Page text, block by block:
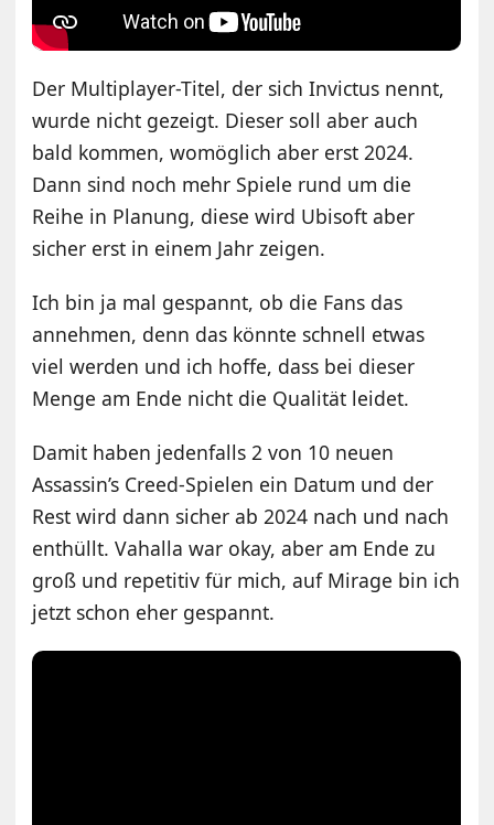
Der Multiplayer-Titel, der sich Invictus nennt,
wurde nicht gezeigt. Dieser soll aber auch
bald kommen, womöglich aber erst 2024.
Dann sind noch mehr Spiele rund um die
Reihe in Planung, diese wird Ubisoft aber
sicher erst in einem Jahr zeigen.
Ich bin ja mal gespannt, ob die Fans das
annehmen, denn das könnte schnell etwas
viel werden und ich hoffe, dass bei dieser
Menge am Ende nicht die Qualität leidet.
Damit haben jedenfalls 2 von 10 neuen
Assassin’s Creed-Spielen ein Datum und der
Rest wird dann sicher ab 2024 nach und nach
enthüllt. Vahalla war okay, aber am Ende zu
groß und repetitiv für mich, auf Mirage bin ich
jetzt schon eher gespannt.